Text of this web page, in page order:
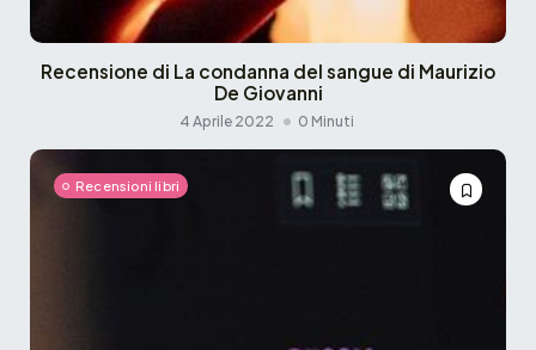
Recensione di La condanna del sangue di Maurizio
De Giovanni
4 Aprile 2022 0 Minuti
Recensioni libri